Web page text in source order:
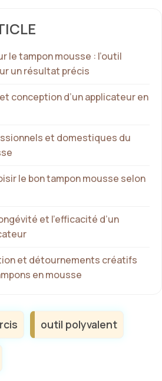
le tampon mousse : l’outil
un résultat précis
conception d’un applicateur en
et domestiques du
le bon tampon mousse selon
et l’efficacité d’un
et détournements créatifs
en mousse
outil polyvalent